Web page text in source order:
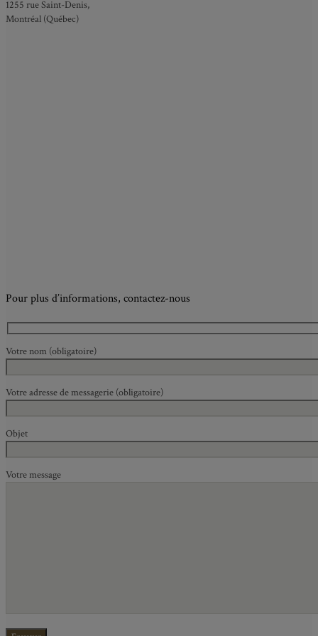
1255 rue Saint-Denis,
Montréal (Québec)
Pour plus d’informations, contactez-nous
Votre nom (obligatoire)
Votre adresse de messagerie (obligatoire)
Objet
Votre message